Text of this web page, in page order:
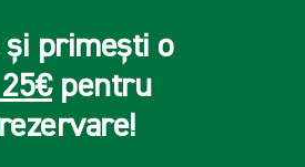
și primești o
pentru